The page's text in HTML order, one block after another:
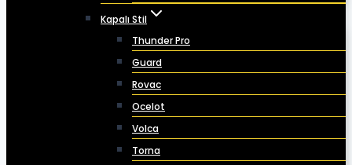
Kapalı Stil
Thunder Pro
Guard
Rovac
Ocelot
Volca
Torna